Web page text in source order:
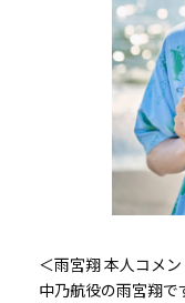
＜雨宮翔 本人コメ
中乃航役の雨宮翔で